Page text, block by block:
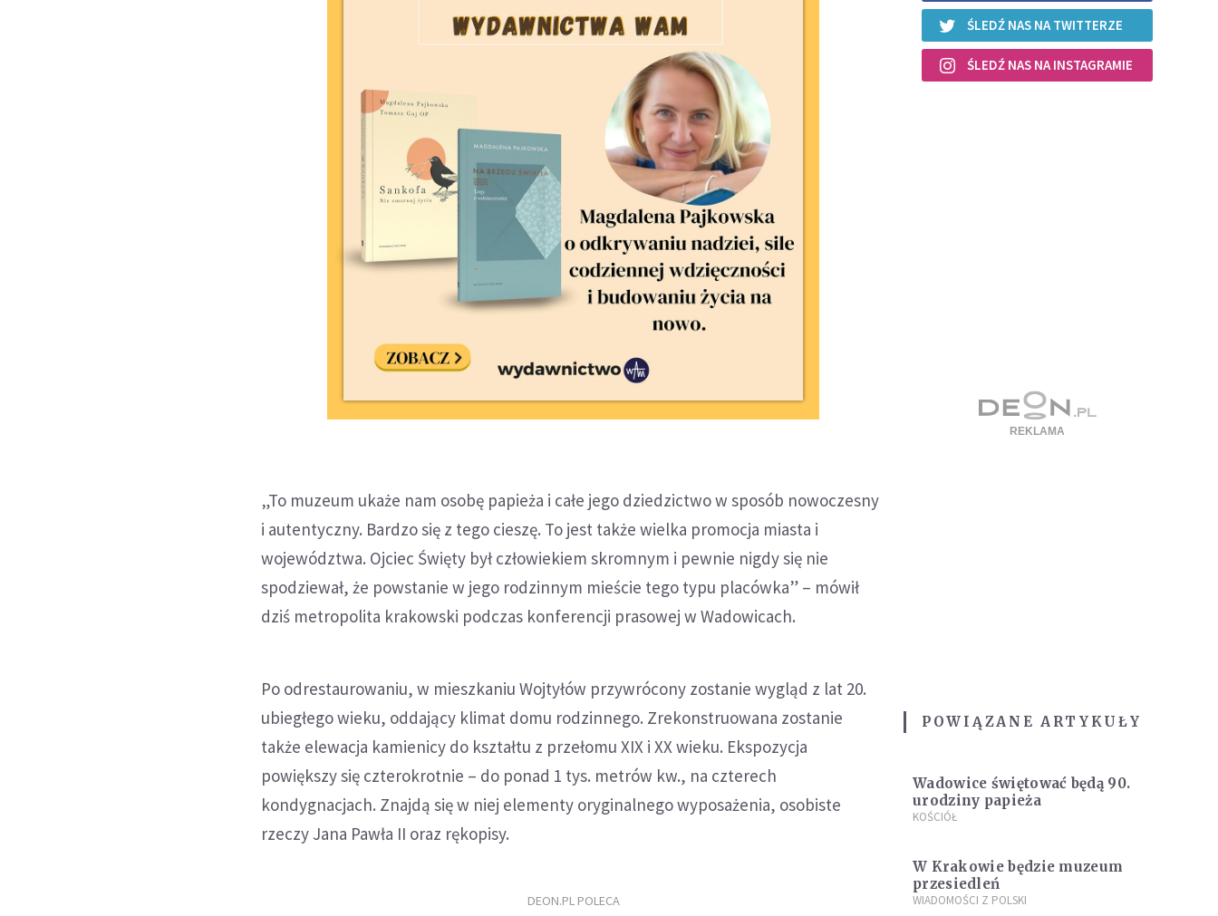
„To muzeum ukaże nam osobę papieża i całe jego dziedzictwo w sposób nowoczesny
i autentyczny. Bardzo się z tego cieszę. To jest także wielka promocja miasta i
województwa. Ojciec Święty był człowiekiem skromnym i pewnie nigdy się nie
spodziewał, że powstanie w jego rodzinnym mieście tego typu placówka” – mówił
dziś metropolita krakowski podczas konferencji prasowej w Wadowicach.
Po odrestaurowaniu, w mieszkaniu Wojtyłów przywrócony zostanie wygląd z lat 20.
ubiegłego wieku, oddający klimat domu rodzinnego. Zrekonstruowana zostanie
także elewacja kamienicy do kształtu z przełomu XIX i XX wieku. Ekspozycja
powiększy się czterokrotnie – do ponad 1 tys. metrów kw., na czterech
kondygnacjach. Znajdą się w niej elementy oryginalnego wyposażenia, osobiste
rzeczy Jana Pawła II oraz rękopisy.
DEON.PL POLECA
ŚLEDŹ NAS NA TWITTERZE
ŚLEDŹ NAS NA INSTAGRAMIE
POWIĄZANE ARTYKUŁY
Wadowice świętować będą 90.
urodziny papieża
KOŚCIÓŁ
W Krakowie będzie muzeum
przesiedleń
WIADOMOŚCI Z POLSKI